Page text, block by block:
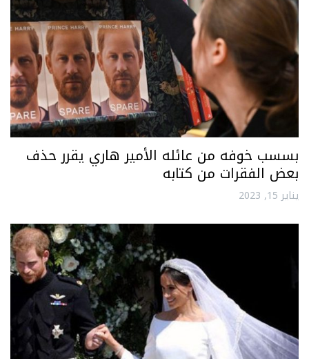
بسسب خوفه من عائله الأمير هاري يقرر حذف
بعض الفقرات من كتابه
يناير 15, 2023